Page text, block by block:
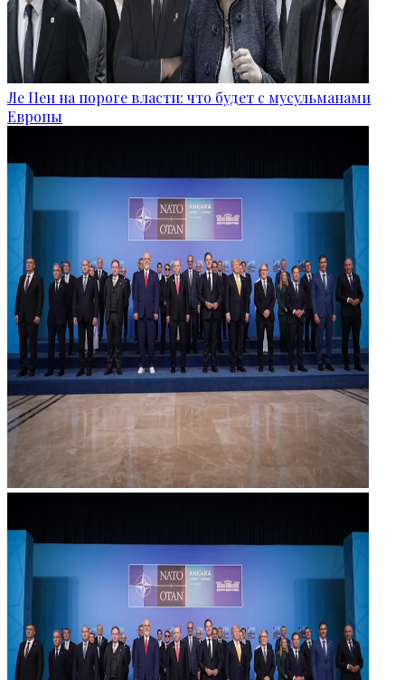
Ле Пен на пороге власти: что будет с мусульманами
Европы